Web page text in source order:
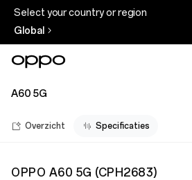
Select your country or region
Global
A60 5G
Overzicht Specificaties
OPPO A60 5G (CPH2683)